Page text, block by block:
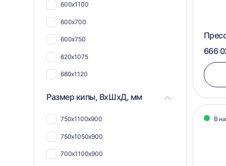
600х1100
600х700
600х750
620х1075
680х1120
Размер кипы, ВхШхД, мм
750х1100х900
750х1050х900
700х1100х900
666
В